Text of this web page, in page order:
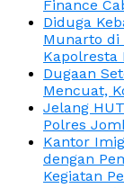
Finance
Diduga
Munarto di
Kapolresta
Dugaan
Mencuat,
Jelang
Polres
Kantor
dengan
Kegiatan